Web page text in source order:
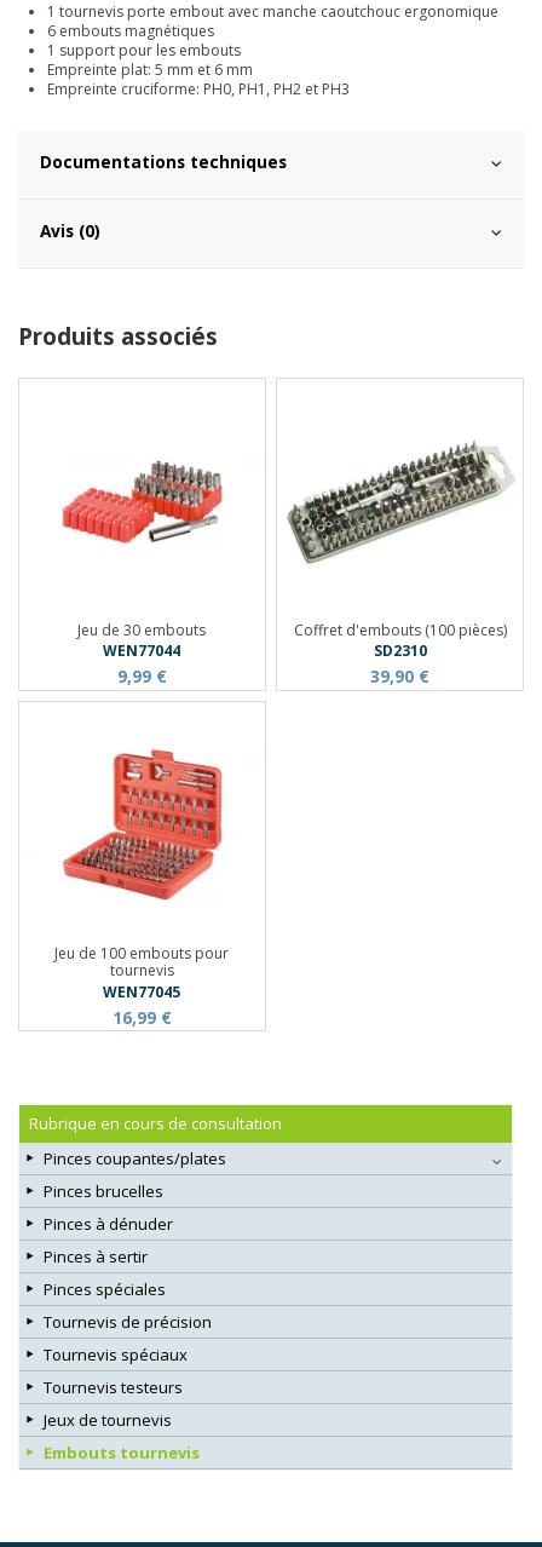
1 tournevis porte embout avec manche caoutchouc ergonomique
6 embouts magnétiques
1 support pour les embouts
Empreinte plat: 5 mm et 6 mm
Empreinte cruciforme: PH0, PH1, PH2 et PH3
Documentations techniques
Avis (0)
Produits associés
Jeu de 30 embouts
WEN77044
9,99 €
Coffret d'embouts (100 pièces)
SD2310
39,90 €
Jeu de 100 embouts pour
tournevis
WEN77045
16,99 €
Rubrique en cours de consultation
Pinces coupantes/plates
Pinces brucelles
Pinces à dénuder
Pinces à sertir
Pinces spéciales
Tournevis de précision
Tournevis spéciaux
Tournevis testeurs
Jeux de tournevis
Embouts tournevis